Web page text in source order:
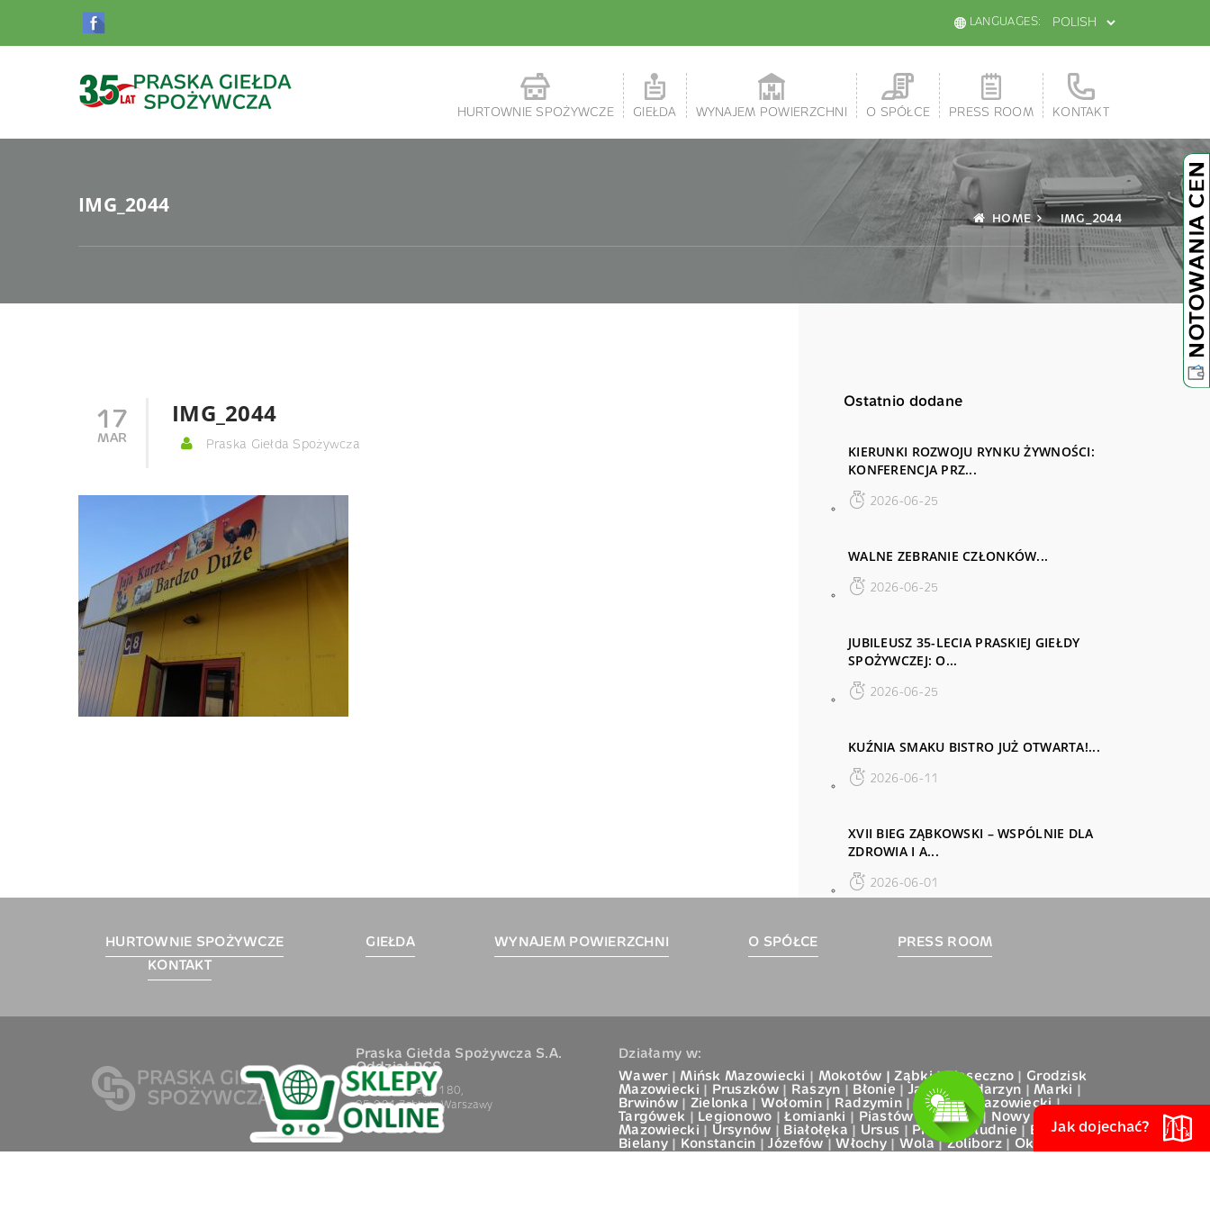
LANGUAGES:
Jak dojechać?
HURTOWNIE SPOŻYWCZE GIEŁDA WYNAJEM POWIERZCHNI O SPÓŁCE PRESS ROOM KONTAKT
IMG_2044
HOME IMG_2044
Ostatnio dodane
KIERUNKI ROZWOJU RYNKU ŻYWNOŚCI:
KONFERENCJA PRZ...
2026-06-25
WALNE ZEBRANIE CZŁONKÓW...
2026-06-25
JUBILEUSZ 35-LECIA PRASKIEJ GIEŁDY
SPOŻYWCZEJ: O...
2026-06-25
KUŹNIA SMAKU BISTRO JUŻ OTWARTA!...
2026-06-11
XVII BIEG ZĄBKOWSKI – WSPÓLNIE DLA
ZDROWIA I A...
2026-06-01
17
MAR
IMG_2044
Praska Giełda Spożywcza
HURTOWNIE SPOŻYWCZE GIEŁDA WYNAJEM POWIERZCHNI O SPÓŁCE
PRESS ROOM
KONTAKT
Praska Giełda Spożywcza S.A.
Oddział PGS
ul. Piłsudskiego 180,
05-091 Ząbki k. Warszawy
Działamy w:
Wawer| Mińsk Mazowiecki Mokotów | Ząbki| Piaseczno
Grodzisk
Mazowiecki
Pruszków| Raszyn Błonie Janki| Nadarzyn Marki
Brwinów| Zielonka Wołomin| Radzymin| Ożarów Mazowiecki|
Targówek
Legionowo |Łomianki Piastów| Otwock |
Nowy Dwór
Mazowiecki
Ursynów Białołęka Ursus Praga Południe Bemowo|
Bielany| Konstancin |Józefów |Włochy| Wola|Żoliborz Okęcie